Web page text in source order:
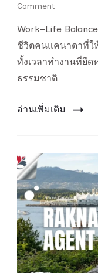
Comment
Life
Balance
แคนาดา
เป็น
Work–Life
ชีวิตคนแคนาดาที่ใ
ทั้งเวลาทำงานที่ยื
ธรรมชาติ
อ่านเพิ่มเติม